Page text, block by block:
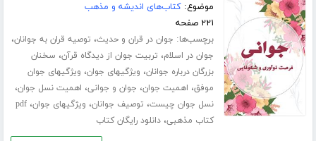
موضوع:کتاب‌های اندیشه و مذهب
۲۲۱ صفحه
برچسب‌ها: جوان در قران و حدیث، توصیه قران به جوانان،
جوان در اسلام، تربیت جوان از دیدگاه قرآن، سخنان
بزرگان درباره جوانان، ویژگیهای جوان، ویژگیهای جوان
موفق، اهمیت جوان، جوان و جوانی، اهمیت نسل جوان،
نسل جوان چیست، توصیف جوانان، ویژگیهای جوان،pdf
کتاب مذهبی،دانلود رایگان کتاب